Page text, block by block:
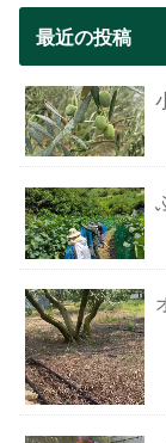
最近の投稿